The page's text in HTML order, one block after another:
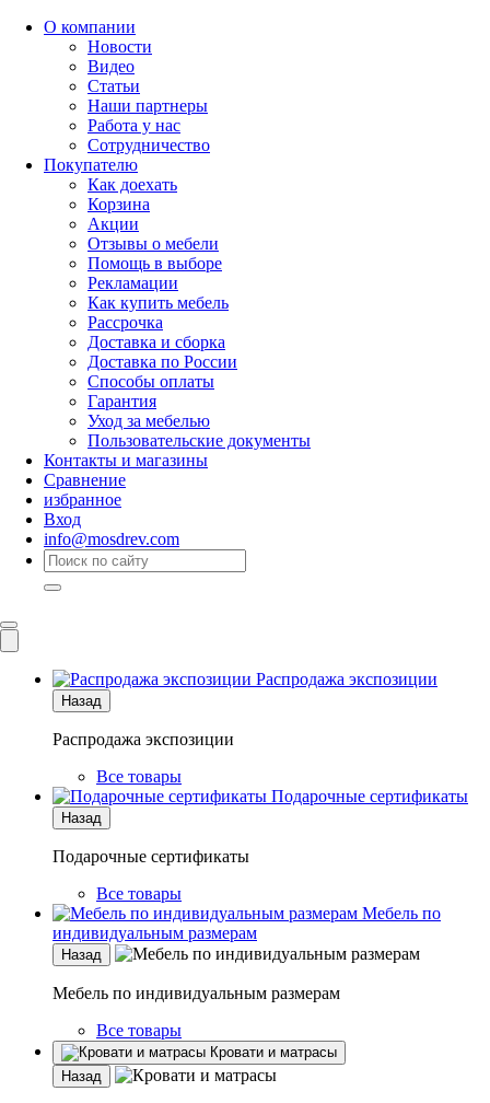
О компании
Новости
Видео
Статьи
Наши партнеры
Работа у нас
Сотрудничество
Покупателю
Как доехать
Корзина
Акции
Отзывы о мебели
Помощь в выборе
Рекламации
Как купить мебель
Рассрочка
Доставка и сборка
Доставка по России
Способы оплаты
Гарантия
Уход за мебелью
Пользовательские документы
Контакты и магазины
Сравнение
избранное
Вход
info@mosdrev.com
Распродажа экспозиции
Назад
Распродажа экспозиции
Все товары
Подарочные сертификаты
Назад
Подарочные сертификаты
Все товары
Мебель по
индивидуальным размерам
Назад
Мебель по индивидуальным размерам
Все товары
Кровати и матрасы
Назад